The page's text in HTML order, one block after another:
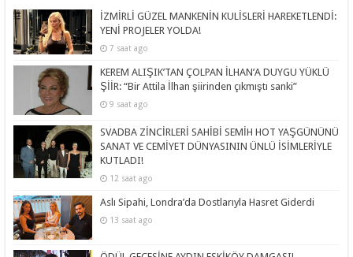
İZMİRLİ GÜZEL MANKENİN KULİSLERİ HAREKETLENDİ:
YENİ PROJELER YOLDA!
7 saat ago
KEREM ALIŞIK’TAN ÇOLPAN İLHAN’A DUYGU YÜKLÜ
ŞİİR: “Bir Attila İlhan şiirinden çıkmıştı sanki”
9 saat ago
SVADBA ZİNCİRLERİ SAHİBİ SEMİH HOT YAŞGÜNÜNÜ
SANAT VE CEMİYET DÜNYASININ ÜNLÜ İSİMLERİYLE
KUTLADI!
12 saat ago
Aslı Sipahi, Londra’da Dostlarıyla Hasret Giderdi
13 saat ago